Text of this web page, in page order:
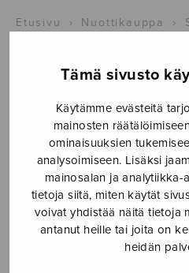
Tämä sivusto
Käytämme evästeitä
mainosten
ominaisuuksien
analysoimiseen. Lisäksi
mainosalan ja analytiikka-
tietoja siitä, miten käytät
voivat yhdistää näitä tietoja
antanut heille tai joita on
heidän
Etusivu › Nuottikauppa ›
Viihdesävelmiä